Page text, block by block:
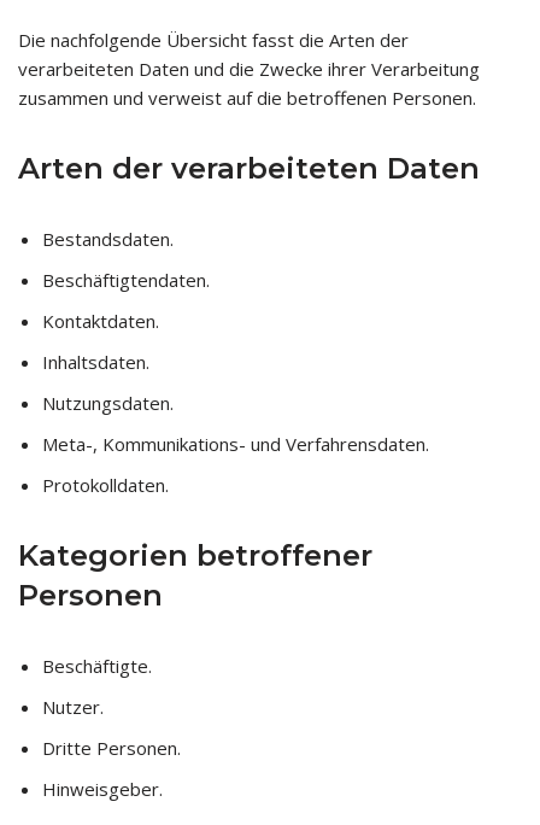
Die nachfolgende Übersicht fasst die Arten der
verarbeiteten Daten und die Zwecke ihrer Verarbeitung
zusammen und verweist auf die betroffenen Personen.
Arten der verarbeiteten Daten
Bestandsdaten.
Beschäftigtendaten.
Kontaktdaten.
Inhaltsdaten.
Nutzungsdaten.
Meta-, Kommunikations- und Verfahrensdaten.
Protokolldaten.
Kategorien betroffener
Personen
Beschäftigte.
Nutzer.
Dritte Personen.
Hinweisgeber.